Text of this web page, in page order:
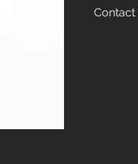
Contact